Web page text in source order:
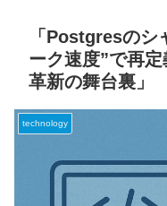
「Postgresのシ
ーク速度”で再
革新の舞台裏」
technology